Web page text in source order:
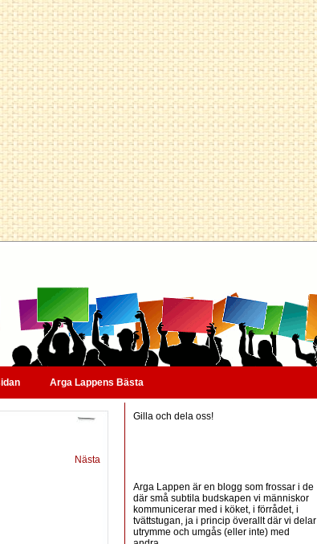
Arga Lappens Bästa
Nästa
Gilla och dela oss!
Arga Lappen är en blogg som frossar i de
där små subtila budskapen vi människor
kommunicerar med i köket, i förrådet, i
tvättstugan, ja i princip överallt där vi delar
utrymme och umgås (eller inte) med